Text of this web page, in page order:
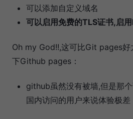
可以添加自定义域名
可以启用免费的TLS证书,启
Oh my God!!,这可比Git pages好
下Github pages：
github虽然没有被墙,但是那
国内访问的用户来说体验极差